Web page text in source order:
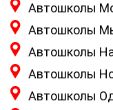
Автошколы
Автошколы
Автошколы
Автошколы
Автошколы